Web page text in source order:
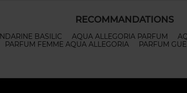
RECOMMANDATIONS
BASILIC AQUA ALLEGORIA PARFUM
PARFUM FEMME AQUA ALLEGORIA PARFUM